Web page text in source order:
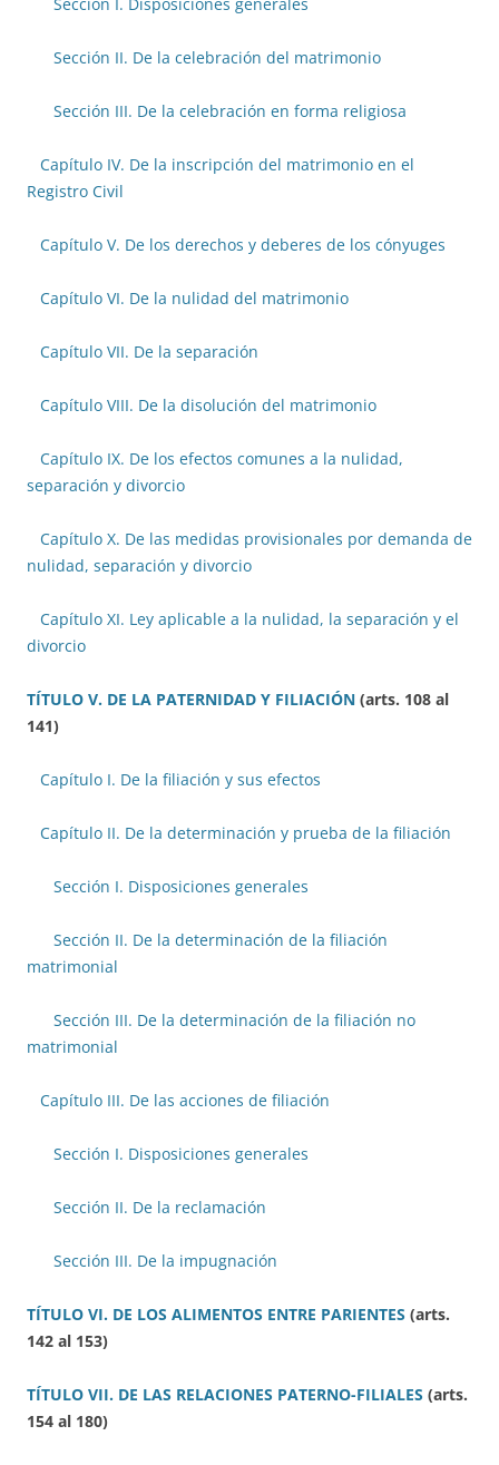
Sección I. Disposiciones generales
Sección II. De la celebración del matrimonio
Sección III. De la celebración en forma religiosa
Capítulo IV. De la inscripción del matrimonio en el
Registro Civil
Capítulo V. De los derechos y deberes de los cónyuges
Capítulo VI. De la nulidad del matrimonio
Capítulo VII. De la separación
Capítulo VIII. De la disolución del matrimonio
Capítulo IX. De los efectos comunes a la nulidad,
separación y divorcio
Capítulo X. De las medidas provisionales por demanda de
nulidad, separación y divorcio
Capítulo XI. Ley aplicable a la nulidad, la separación y el
divorcio
TÍTULO V. DE LA PATERNIDAD Y FILIACIÓN (arts. 108 al
141)
Capítulo I. De la filiación y sus efectos
Capítulo II. De la determinación y prueba de la filiación
Sección I. Disposiciones generales
Sección II. De la determinación de la filiación
matrimonial
Sección III. De la determinación de la filiación no
matrimonial
Capítulo III. De las acciones de filiación
Sección I. Disposiciones generales
Sección II. De la reclamación
Sección III. De la impugnación
TÍTULO VI. DE LOS ALIMENTOS ENTRE PARIENTES (arts.
142 al 153)
TÍTULO VII. DE LAS RELACIONES PATERNO-FILIALES (arts.
154 al 180)